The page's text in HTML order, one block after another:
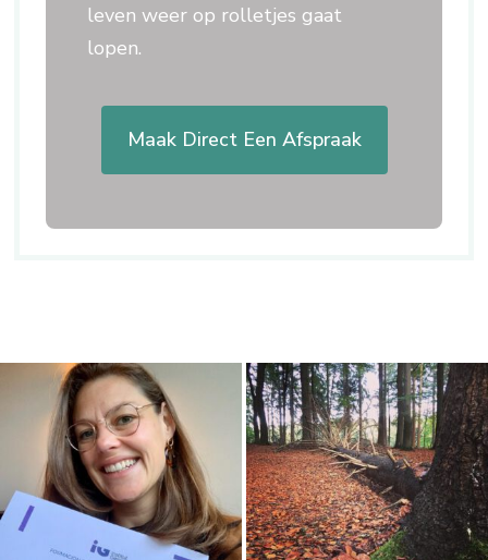
leven weer op rolletjes gaat
lopen.
Maak Direct Een Afspraak